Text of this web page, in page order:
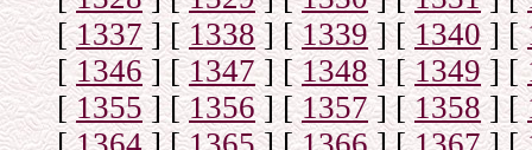
[1337] [1338] [1339] [1340] [
[1346] [1347] [1348] [1349] [
[1355] [1356] [1357] [1358] [